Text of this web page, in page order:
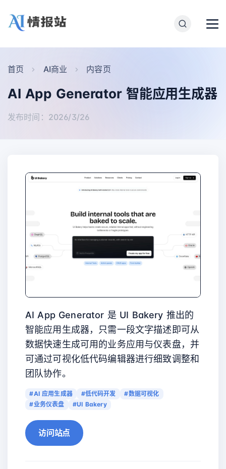
首页 AI商业 内容页
AI App Generator 智能应用生成器
发布时间：2026/3/26
AI App Generator 是 UI Bakery 推出的
智能应用生成器，只需一段文字描述即可从
数据快速生成可用的业务应用与仪表盘，并
可通过可视化低代码编辑器进行细致调整和
团队协作。
#AI 应用生成器 #低代码开发
#数据可视化
#业务仪表盘
#UI Bakery
访问站点